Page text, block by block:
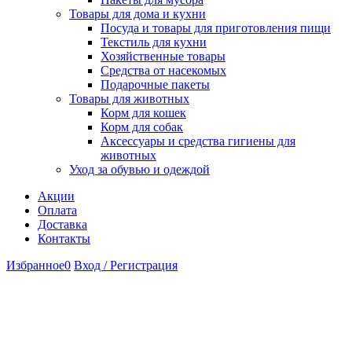
Товары для дома и кухни
Посуда и товары для приготовления пищи
Текстиль для кухни
Хозяйственные товары
Средства от насекомых
Подарочные пакеты
Товары для животных
Корм для кошек
Корм для собак
Аксессуары и средства гигиены для
животных
Уход за обувью и одеждой
Акции
Оплата
Доставка
Контакты
Избранное0 Вход / Регистрация